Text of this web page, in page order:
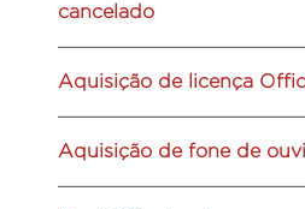
cancelado
Aquisição de licença
Aquisição de fone de